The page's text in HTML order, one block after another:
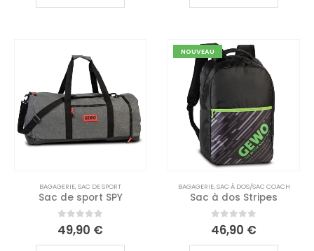
BAGAGERIE,SAC DE SPORT
Sac de sport SPY
0out of 5
49,90 €
NOUVEAU
BAGAGERIE,SAC À DOS/SAC COACH
Sac à dos Stripes
0out of 5
46,90 €